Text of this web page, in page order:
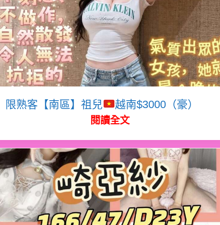
限熟客【南區】祖兒 越南$3000（豪）
閱讀全文